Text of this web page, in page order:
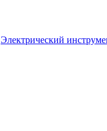
Электрический